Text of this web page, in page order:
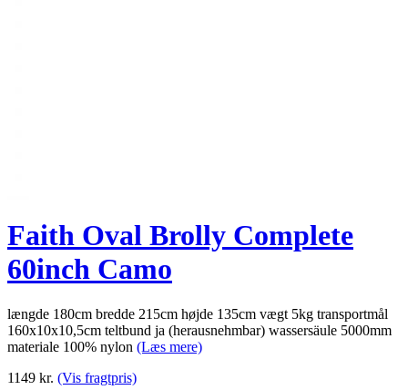
Faith Oval Brolly Complete
60inch Camo
længde 180cm bredde 215cm højde 135cm vægt 5kg transportmål
160x10x10,5cm teltbund ja (herausnehmbar) wassersäule 5000mm
materiale 100% nylon (Læs mere)
1149 kr. (Vis fragtpris)